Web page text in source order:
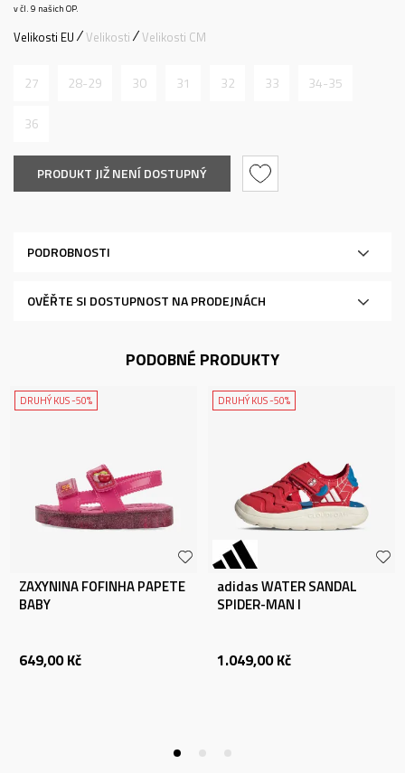
v čl. 9 našich OP.
Velikosti EU Velikosti Velikosti CM
27 28-29 30 31 32 33 34-35
36
PRODUKT JIŽ NENÍ DOSTUPNÝ
PODROBNOSTI
OVĚŘTE SI DOSTUPNOST NA PRODEJNÁCH
PODOBNÉ PRODUKTY
DRUHÝ KUS -50%
ZAXYNINA FOFINHA PAPETE
BABY
649,00 Kč
DRUHÝ KUS -50%
adidas WATER SANDAL
SPIDER-MAN I
1.049,00 Kč